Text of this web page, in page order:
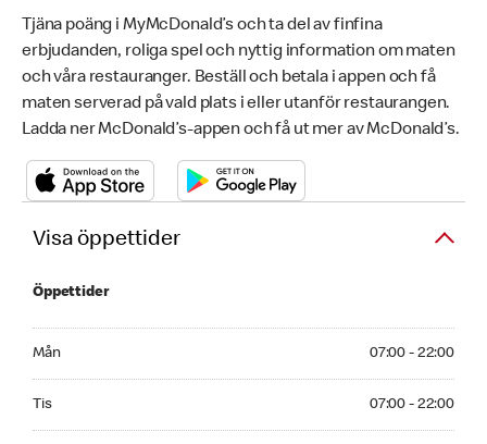
Tjäna poäng i MyMcDonald’s och ta del av finfina
erbjudanden, roliga spel och nyttig information om maten
och våra restauranger. Beställ och betala i appen och få
maten serverad på vald plats i eller utanför restaurangen.
Ladda ner McDonald’s-appen och få ut mer av McDonald’s.
Visa öppettider
Öppettider
Mån 07:00 - 22:00
Tis 07:00 - 22:00